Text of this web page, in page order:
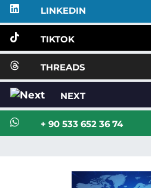
LINKEDIN
TIKTOK
THREADS
NEXT
+ 90 533 652 36 74